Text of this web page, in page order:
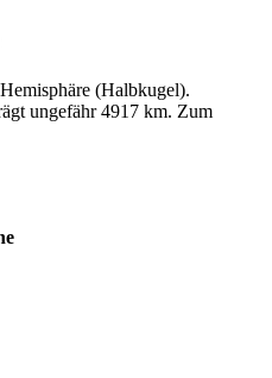
(Halbkugel).
ungefähr 4917 km. Zum